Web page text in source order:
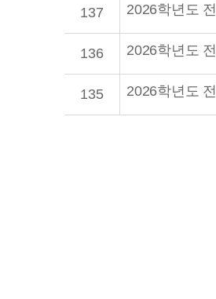
137 2026학년도
136 2026학년도
135 2026학년도